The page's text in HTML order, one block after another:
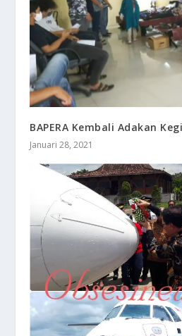
BAPERA Kembali Adakan
Januari 28, 2021